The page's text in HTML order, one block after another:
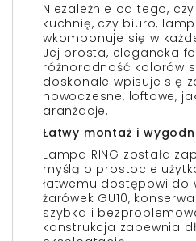
Niezależnie od tego,
kuchnię, czy biuro,
wkomponuje się w
Jej prosta, elegancka
różnorodność kolorów
doskonale wpisuje się
nowoczesne, loftowe,
aranżacje.
Łatwy montaż i
Lampa RING została
myślą o prostocie
łatwemu dostępowi do
żarówek GU10,
szybka i
konstrukcja zapewnia